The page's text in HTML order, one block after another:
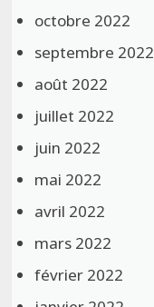
octobre 2022
septembre 2022
août 2022
juillet 2022
juin 2022
mai 2022
avril 2022
mars 2022
février 2022